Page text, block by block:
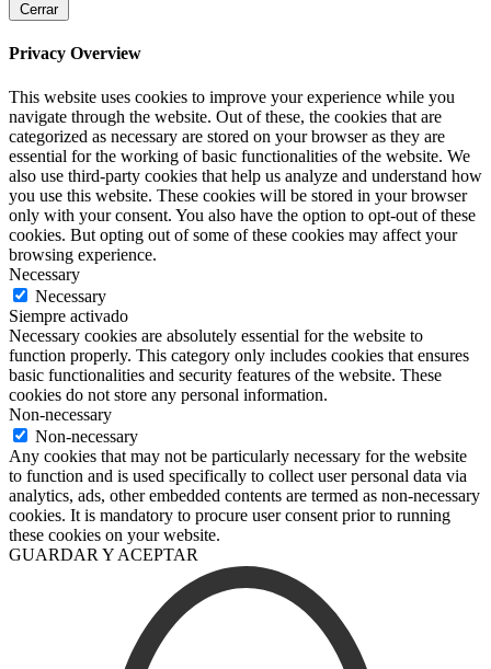
Cerrar
Privacy Overview
This website uses cookies to improve your experience while you
navigate through the website. Out of these, the cookies that are
categorized as necessary are stored on your browser as they are
essential for the working of basic functionalities of the website. We
also use third-party cookies that help us analyze and understand how
you use this website. These cookies will be stored in your browser
only with your consent. You also have the option to opt-out of these
cookies. But opting out of some of these cookies may affect your
browsing experience.
Necessary
Necessary
Siempre activado
Necessary cookies are absolutely essential for the website to
function properly. This category only includes cookies that ensures
basic functionalities and security features of the website. These
cookies do not store any personal information.
Non-necessary
Non-necessary
Any cookies that may not be particularly necessary for the website
to function and is used specifically to collect user personal data via
analytics, ads, other embedded contents are termed as non-necessary
cookies. It is mandatory to procure user consent prior to running
these cookies on your website.
GUARDAR Y ACEPTAR